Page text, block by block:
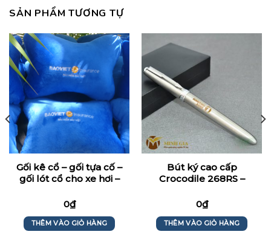
SẢN PHẨM TƯƠNG TỰ
Gối kê cổ – gối tựa cố –
gối lót cổ cho xe hơi –
xương
0₫
THÊM VÀO GIỎ HÀNG
Bút ký cao cấp
Crocodile 268RS –
0₫
THÊM VÀO GIỎ HÀNG